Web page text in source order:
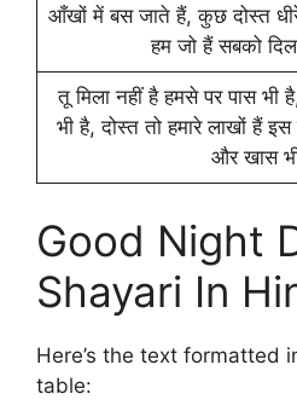
आँखों में बस जाते हैं, कुछ दोस्त
हम जो हैं सबको
तू मिला नहीं है हमसे पर पास भी
भी है, दोस्त तो हमारे लाखों हैं
और खास
Good Night
Shayari In
Here’s the text formatted
table: